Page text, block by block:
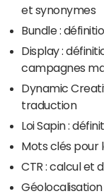
et synonymes
Bundle :
Display :
campagnes
Dynamic
traduction
Loi Sapin :
Mots clés pour
CTR : calcul et